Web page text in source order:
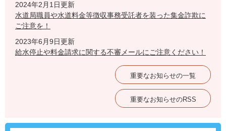
2024年2月1日更新
水道局職員や水道料金等徴収事務受託者を装った集金詐欺に
ご注意を！
2023年6月9日更新
給水停止や料金請求に関する不審メールにご注意ください！
重要なお知らせの一覧
重要なお知らせのRSS